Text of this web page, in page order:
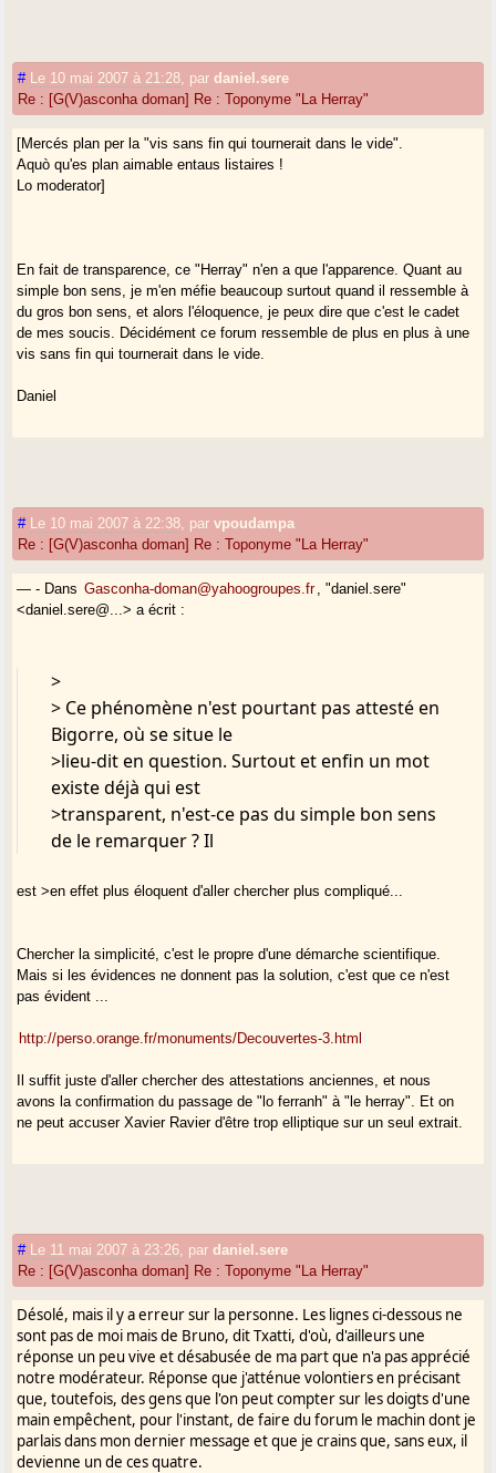
# Le 10 mai 2007 à 21:28 pardaniel.sere
Re : [G(V)asconha doman] Re : Toponyme "La Herray"
[Mercés plan per la "vis sans fin qui tournerait dans le vide".
Aquò qu'es plan aimable entaus listaires !
Lo moderator]
En fait de transparence, ce "Herray" n'en a que l'apparence. Quant au
simple bon sens, je m'en méfie beaucoup surtout quand il ressemble à
du gros bon sens, et alors l'éloquence, je peux dire que c'est le cadet
de mes soucis. Décidément ce forum ressemble de plus en plus à une
vis sans fin qui tournerait dans le vide.
Daniel
# Le 10 mai 2007 à 22:38 parvpoudampa
Re : [G(V)asconha doman] Re : Toponyme "La Herray"
— - Dans Gasconha-doman@yahoogroupes.fr
, "daniel.sere"
<daniel.sere@...> a écrit :
>
> Ce phénomène n'est pourtant pas attesté en
Bigorre, où se situe le
>lieu-dit en question. Surtout et enfin un mot
existe déjà qui est
>transparent, n'est-ce pas du simple bon sens
de le remarquer ? Il
est >en effet plus éloquent d'aller chercher plus compliqué...
Chercher la simplicité, c'est le propre d'une démarche scientifique.
Mais si les évidences ne donnent pas la solution, c'est que ce n'est
pas évident ...
http://perso.orange.fr/monuments/Decouvertes-3.html
Il suffit juste d'aller chercher des attestations anciennes, et nous
avons la confirmation du passage de "lo ferranh" à "le herray". Et on
ne peut accuser Xavier Ravier d'être trop elliptique sur un seul extrait.
# Le 11 mai 2007 à 23:26 pardaniel.sere
Re : [G(V)asconha doman] Re : Toponyme "La Herray"
Désolé, mais il y a erreur sur la personne. Les lignes ci-dessous ne
sont pas de moi mais de Bruno, dit Txatti, d'où, d'ailleurs une
réponse un peu vive et désabusée de ma part que n'a pas apprécié
notre modérateur. Réponse que j'atténue volontiers en précisant
que, toutefois, des gens que l'on peut compter sur les doigts d'une
main empêchent, pour l'instant, de faire du forum le machin dont je
parlais dans mon dernier message et que je crains que, sans eux, il
devienne un de ces quatre.